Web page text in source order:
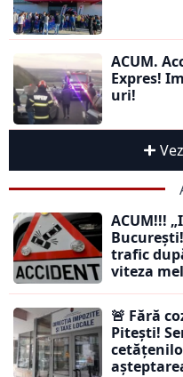
ACUM.
Expres!
uri!
ACUM!!!
trafic
viteza
🚨 Fără
Pitești!